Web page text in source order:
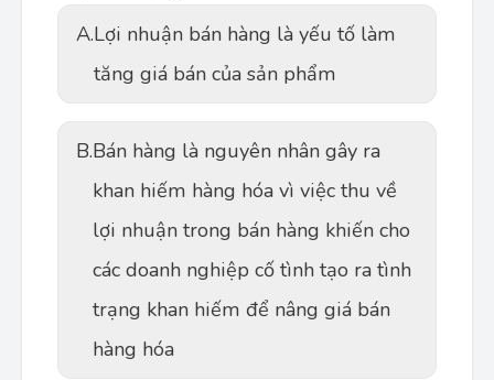
A.Lợi nhuận bán hàng là yếu tố làm
tăng giá bán của sản phẩm
B.Bán hàng là nguyên nhân gây ra
khan hiếm hàng hóa vì việc thu về
lợi nhuận trong bán hàng khiến cho
các doanh nghiệp cố tình tạo ra tình
trạng khan hiếm để nâng giá bán
hàng hóa